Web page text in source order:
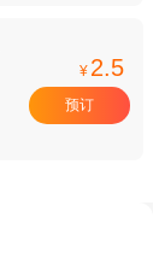
¥ 2.5
预订